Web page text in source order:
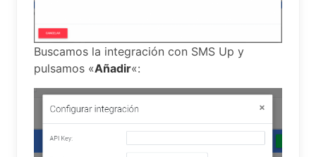
Buscamos la integración con SMS Up y
pulsamos «Añadir«: